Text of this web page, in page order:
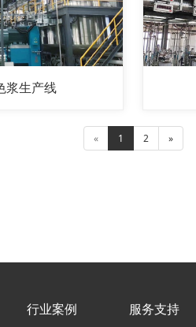
浆生产线
« 1 2 »
行业案例 服务支持